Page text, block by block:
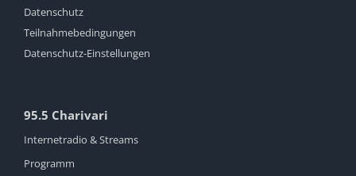
Datenschutz
Teilnahmebedingungen
Datenschutz-Einstellungen
95.5 Charivari
Internetradio & Streams
Programm